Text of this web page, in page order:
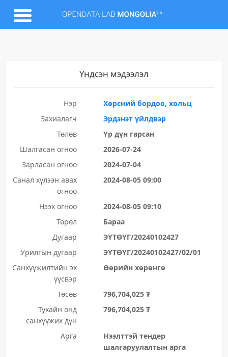
Үндсэн мэдээлэл
Нэр
Хөрсний бордоо, хольц
Захиалагч
Эрдэнэт үйлдвэр
Төлөв
Үр дүн гарсан
Шалгасан огноо
2026-07-24
Зарласан огноо
2024-07-04
Санал хүлээн авах
огноо
2024-08-05 09:00
Нээх огноо
2024-08-05 09:10
Төрөл
Бараа
Дугаар
ЭҮТӨҮГ/20240102427
Урилгын дугаар
ЭҮТӨҮГ/20240102427/02/01
Санхүүжилтийн эх
үүсвэр
Өөрийн хөрөнгө
Төсөв
796,704,025 ₮
Тухайн онд
санхүүжих дүн
796,704,025 ₮
Арга
Нээлттэй тендер
шалгаруулалтын арга